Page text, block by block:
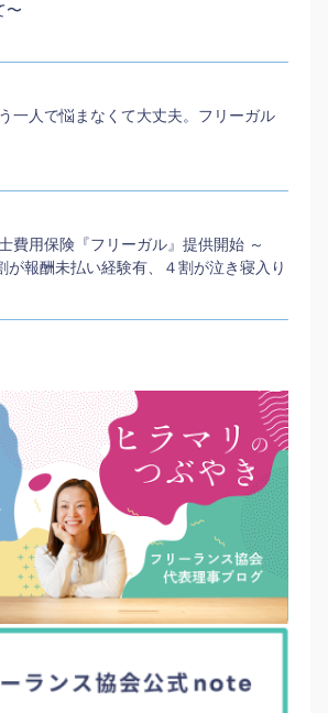
〜
一人で悩まなくて大丈夫。フリーガル
費用保険『フリーガル』提供開始 ～
が報酬未払い経験有、４割が泣き寝入り